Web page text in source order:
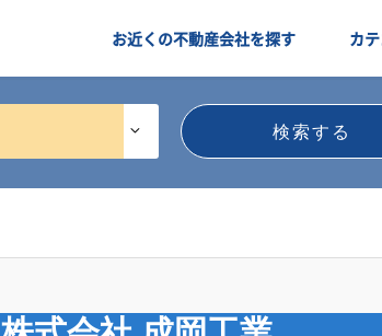
お近くの不動産会社を探す カ